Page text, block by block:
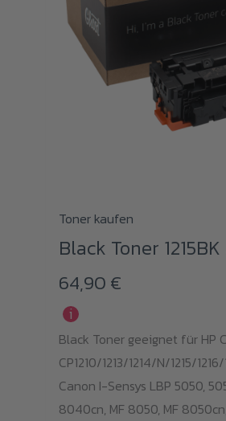
Toner kaufen
Black Toner
64,90 €
i
Black Toner geeignet für HP
CP1210/1213/1214/N/1215/
Canon I-Sensys LBP 5050,
8040cn, MF 8050, MF